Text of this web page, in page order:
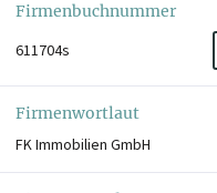
Firmenbuchnummer
611704s
Firmenwortlaut
FK Immobilien GmbH